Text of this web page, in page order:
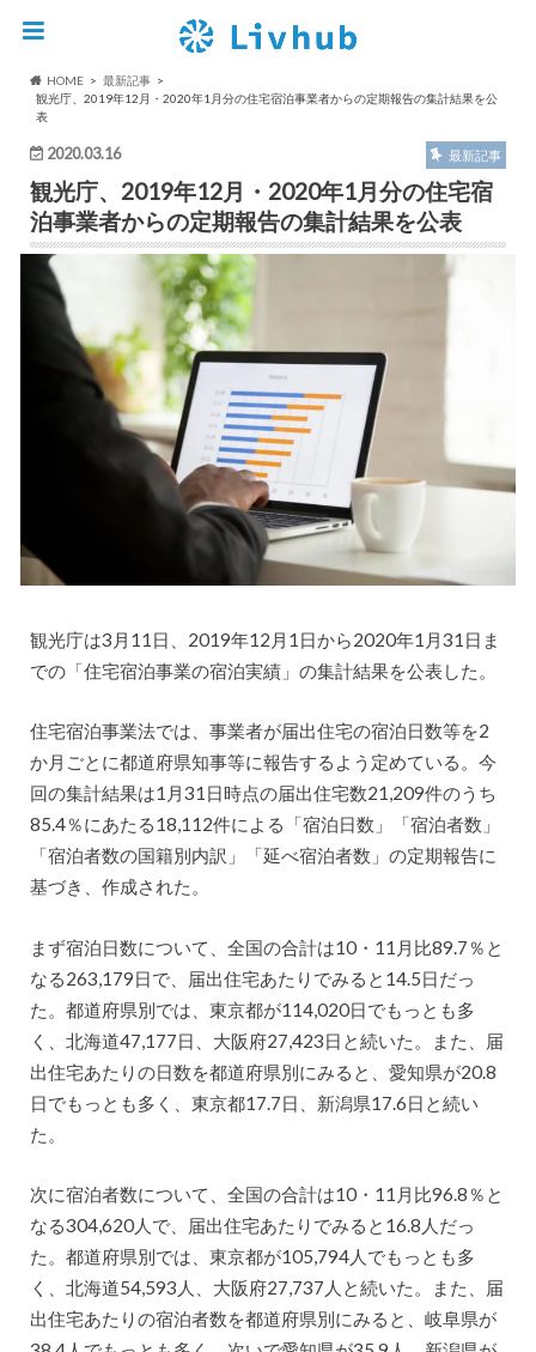
HOME
最新記事
観光庁、2019年12月・2020年1月分の住宅宿泊事業者からの定期報告の集計結果を公
表
2020.03.16 最新記事
観光庁、2019年12月・2020年1月分の住宅宿
泊事業者からの定期報告の集計結果を公表
観光庁は3月11日、2019年12月1日から2020年1月31日ま
での「住宅宿泊事業の宿泊実績」の集計結果を公表した。
住宅宿泊事業法では、事業者が届出住宅の宿泊日数等を2
か月ごとに都道府県知事等に報告するよう定めている。今
回の集計結果は1月31日時点の届出住宅数21,209件のうち
85.4％にあたる18,112件による「宿泊日数」「宿泊者数」
「宿泊者数の国籍別内訳」「延べ宿泊者数」の定期報告に
基づき、作成された。
まず宿泊日数について、全国の合計は10・11月比89.7％と
なる263,179日で、届出住宅あたりでみると14.5日だっ
た。都道府県別では、東京都が114,020日でもっとも多
く、北海道47,177日、大阪府27,423日と続いた。また、届
出住宅あたりの日数を都道府県別にみると、愛知県が20.8
日でもっとも多く、東京都17.7日、新潟県17.6日と続い
た。
次に宿泊者数について、全国の合計は10・11月比96.8％と
なる304,620人で、届出住宅あたりでみると16.8人だっ
た。都道府県別では、東京都が105,794人でもっとも多
く、北海道54,593人、大阪府27,737人と続いた。また、届
出住宅あたりの宿泊者数を都道府県別にみると、岐阜県が